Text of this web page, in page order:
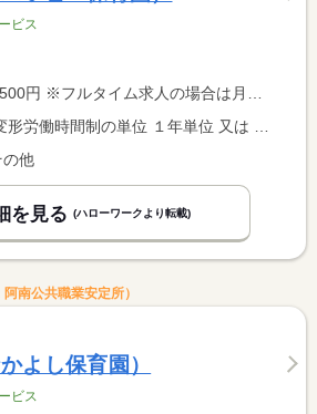
ビス
の場合は月額（換算額）、パート求人の場合は時間額を表示しています。
の他
を見る (ハローワークより転載)
南公共職業安定所）
よし保育園）
ビス